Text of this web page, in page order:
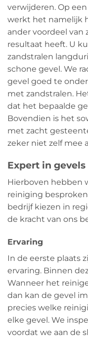
verwijderen. Op
werkt het namelijk
ander voordeel van
resultaat heeft. U
zandstralen
schone gevel. We
gevel goed te
met zandstralen.
dat het bepaalde
Bovendien is het
met zacht
zeker niet zelf mee
Expert in
Hierboven hebben
reiniging
bedrijf kiezen in
de kracht van ons
Ervaring
In de eerste plaats
ervaring. Binnen
Wanneer het
dan kan de gevel
precies welke
elke gevel. We
voordat we aan de